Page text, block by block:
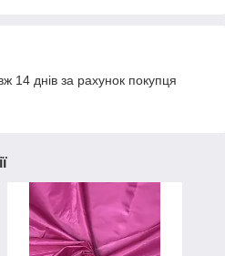
14 днів за рахунок покупця